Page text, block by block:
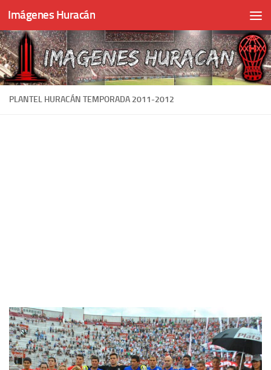
Skip to content
Imágenes Huracán
PLANTEL HURACÁN TEMPORADA 2011-2012